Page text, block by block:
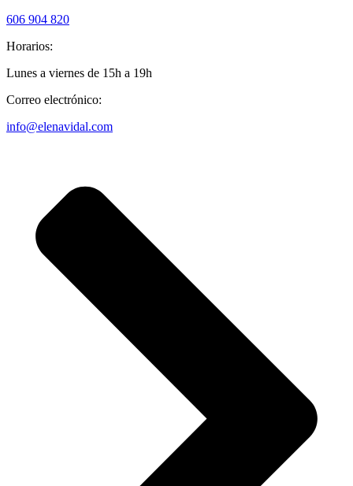
606 904 820
Horarios:
Lunes a viernes de 15h a 19h
Correo electrónico:
info@elenavidal.com